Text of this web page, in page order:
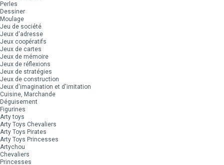
Perles
Dessiner
Moulage
Jeu de société
Jeux d'adresse
Jeux coopératifs
Jeux de cartes
Jeux de mémoire
Jeux de réflexions
Jeux de stratégies
Jeux de construction
Jeux d'imagination et d'imitation
Cuisine, Marchande
Déguisement
Figurines
Arty toys
Arty Toys Chevaliers
Arty Toys Pirates
Arty Toys Princesses
Artychou
Chevaliers
Princesses